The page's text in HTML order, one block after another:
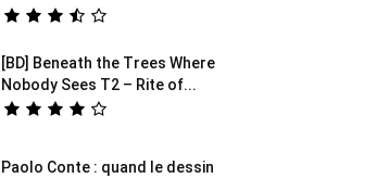
[BD] Beneath the Trees Where
Nobody Sees T2 – Rite of...
Paolo Conte : quand le dessin